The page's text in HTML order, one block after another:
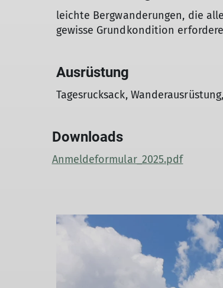
leichte Bergwanderungen, die
gewisse Grundkondition
Ausrüstung
Tagesrucksack,
Downloads
Anmeldeformular_2025.pdf